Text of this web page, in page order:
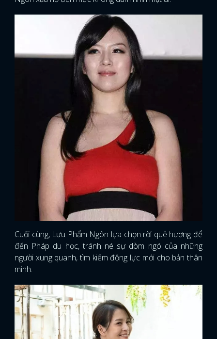
FACEBOOK
Cuối cùng, Lưu Phẩm Ngôn lựa chọn rời quê hương để
đến Pháp du học, tránh né sự dòm ngó của những
người xung quanh, tìm kiếm động lực mới cho bản thân
mình.